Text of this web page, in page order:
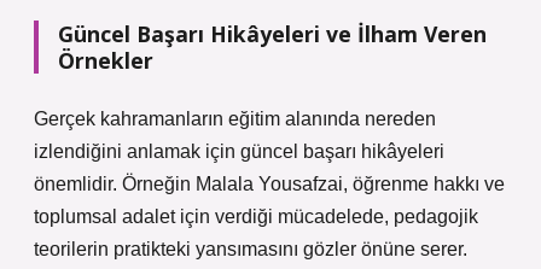
Güncel Başarı Hikâyeleri ve İlham Veren
Örnekler
Gerçek kahramanların eğitim alanında nereden
izlendiğini anlamak için güncel başarı hikâyeleri
önemlidir. Örneğin Malala Yousafzai, öğrenme hakkı ve
toplumsal adalet için verdiği mücadelede, pedagojik
teorilerin pratikteki yansımasını gözler önüne serer.